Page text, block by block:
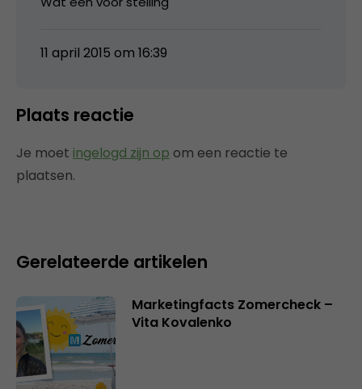
11 april 2015 om 16:39
Plaats reactie
Je moet ingelogd zijn op om een reactie te
plaatsen.
Gerelateerde artikelen
Marketingfacts Zomercheck –
Vita Kovalenko